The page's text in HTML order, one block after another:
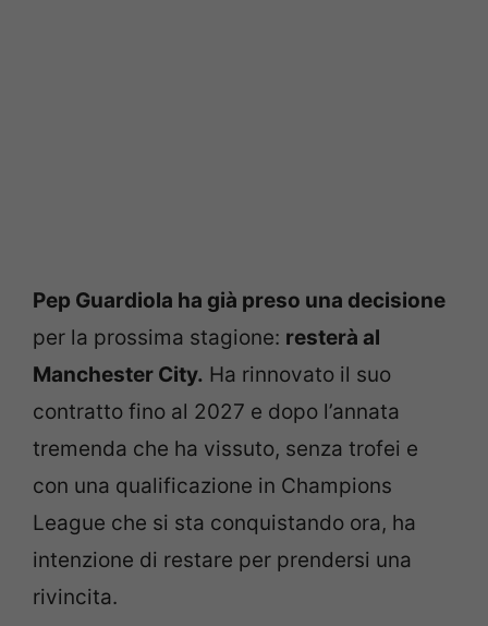
Pep Guardiola ha già preso una decisione
per la prossima stagione: resterà al
Manchester City. Ha rinnovato il suo
contratto fino al 2027 e dopo l’annata
tremenda che ha vissuto, senza trofei e
con una qualificazione in Champions
League che si sta conquistando ora, ha
intenzione di restare per prendersi una
rivincita.